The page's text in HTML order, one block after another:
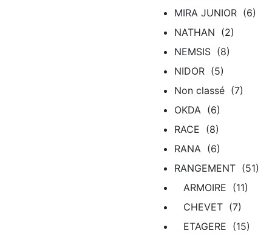
MIRA JUNIOR (6)
NATHAN (2)
NEMSIS (8)
NIDOR (5)
Non classé (7)
OKDA (6)
RACE (8)
RANA (6)
RANGEMENT (51)
ARMOIRE (11)
CHEVET (7)
ETAGERE (15)